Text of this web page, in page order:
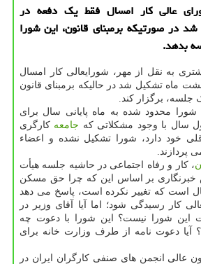
عالی کار امسال فقط یک دفعه در
در صورتیکه برمبنای قانون، این شورا
بدهد.
به نقل از مهر، شورایعالی کار امسال
ماه تشکیل شد در حالیکه برمبنای قانون
جلسه، برگزار کند.
شورا محدود شده به ماه پایانی سال برای
سال با وجود مشکلاتی که جامعه کارگری
خود دارد، شورا تشکیل نشده و اعضاء
پردازند.
، کار و رفاه اجتماعی در حاشیه جلسه هیأت
بر اساس این که چرا حق مسکن
سال است که تغییر نکرده است، پاسخ می دهد
کار رسیدگی شود؛ اما آیا آقای وزیر در
این شورا نیست؟ این شورا با دعوت چه
آیا دعوت نامه از طرف وزارت خانه برای
عالی انجمن های صنفی کارگران ایران در